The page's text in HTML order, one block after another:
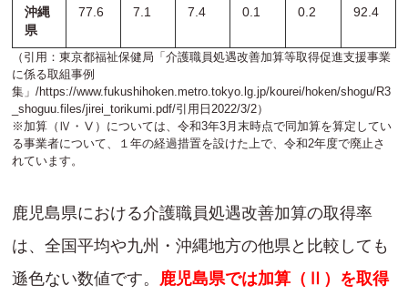
沖縄
県
77.6 7.1 7.4 0.1 0.2 92.4
（引用：東京都福祉保健局「介護職員処遇改善加算等取得促進支援事業
に係る取組事例
集」/https://www.fukushihoken.metro.tokyo.lg.jp/kourei/hoken/shogu/R3
_shoguu.files/jirei_torikumi.pdf/引用日2022/3/2）
※加算（Ⅳ・Ⅴ）については、令和3年3月末時点で同加算を算定してい
る事業者について、１年の経過措置を設けた上で、令和2年度で廃止さ
れています。
鹿児島県における介護職員処遇改善加算の取得率
は、全国平均や九州・沖縄地方の他県と比較しても
遜色ない数値です。 鹿児島県では加算（Ⅱ）を取得